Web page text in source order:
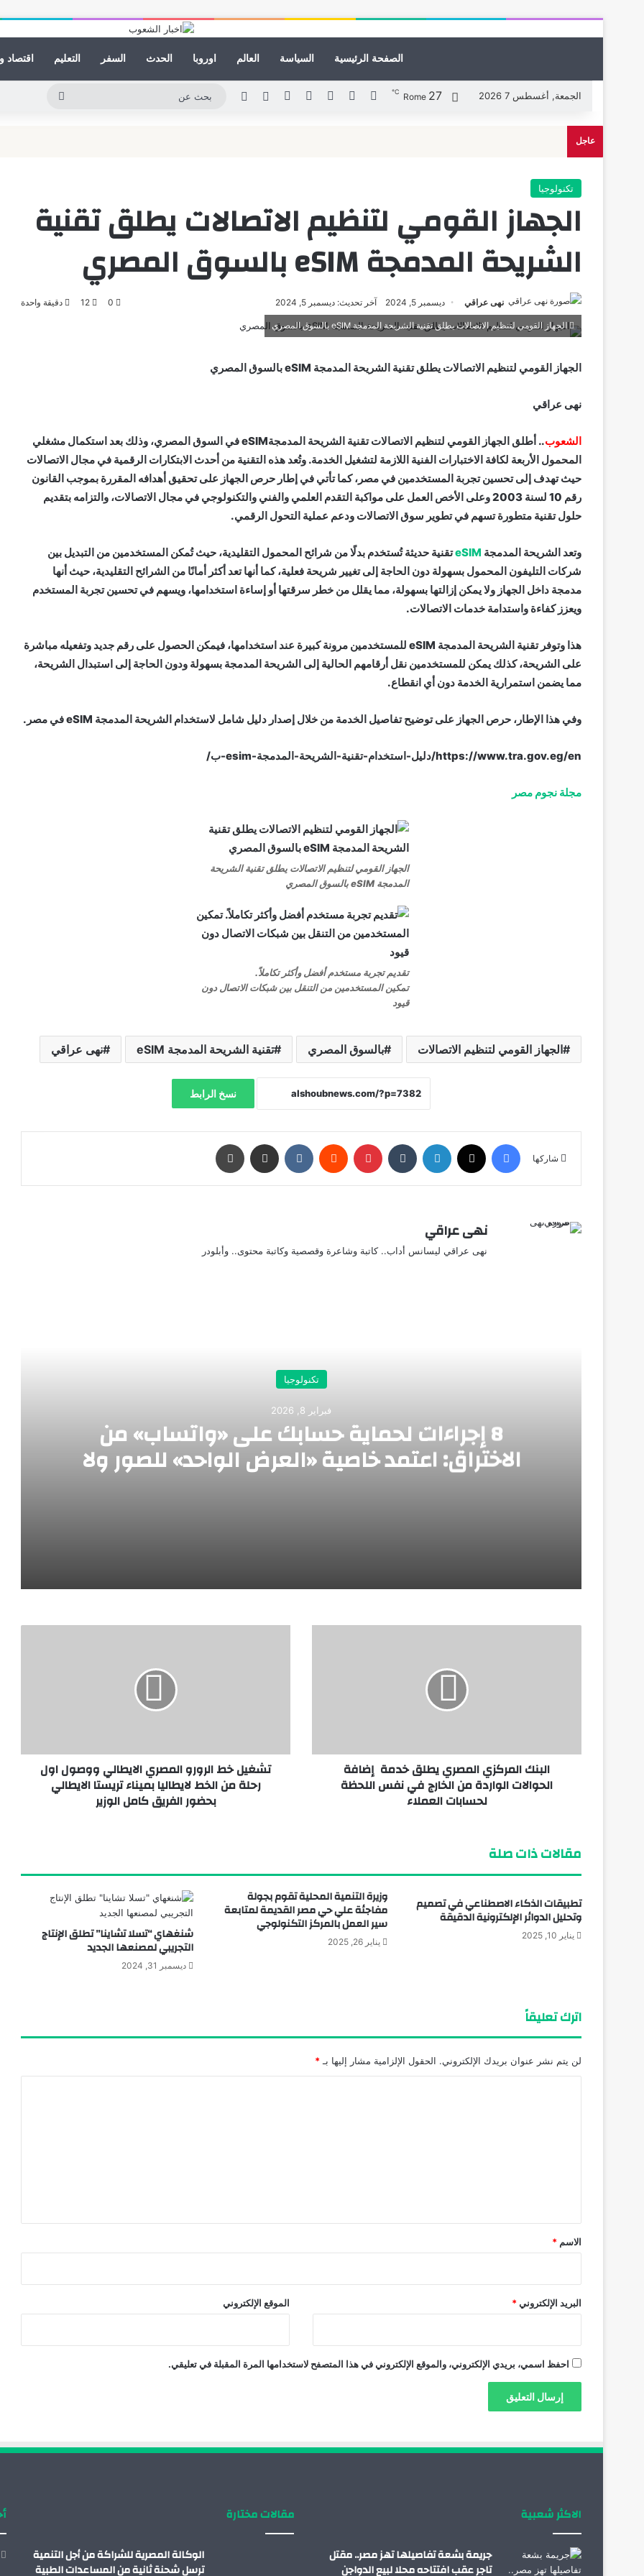
الصفحة الرئيسية السياسة العالم اوروبا الحدث السفر التعليم اقتصاد
الجمعة, أغسطس 7 2026 Rome 27
℃ فيسبوك لينكدإنيوتيوب انستقراممقال عشوائي
الوضع المظلم
عاجل
تكنولوجيا
الجهاز القومي لتنظيم الاتصالات يطلق تقنية
الشريحة المدمجة eSIM بالسوق المصري
نهى عراقي ديسمبر 5, 2024 آخر تحديث: ديسمبر 5, 2024 0
12 دقيقة واحدة
الجهاز القومي لتنظيم الاتصالات يطلق تقنية الشريحة المدمجة eSIM بالسوق المصري
الجهاز القومي لتنظيم الاتصالات يطلق تقنية الشريحة المدمجة eSIM بالسوق المصري
نهى عراقي
الشعوب
.. أطلق الجهاز القومي لتنظيم الاتصالات تقنية الشريحة المدمجةeSIM في السوق المصري، وذلك بعد استكمال مشغلي
المحمول الأربعة لكافة الاختبارات الفنية اللازمة لتشغيل الخدمة. وتُعد هذه التقنية من أحدث الابتكارات الرقمية في مجال الاتصالات
حيث تهدف إلى تحسين تجربة المستخدمين في مصر، كما تأتي في إطار حرص الجهاز على تحقيق أهدافه المقررة بموجب القانون
رقم 10 لسنة 2003 وعلى الأخص العمل على مواكبة التقدم العلمي والفني والتكنولوجي في مجال الاتصالات، والتزامه بتقديم
حلول تقنية متطورة تسهم في تطوير سوق الاتصالات ودعم عملية التحول الرقمي.
وتعد الشريحة المدمجة eSIMتقنية حديثة تُستخدم بدلًا من شرائح المحمول التقليدية، حيث تُمكن المستخدمين من التبديل بين
شركات التليفون المحمول بسهولة دون الحاجة إلى تغيير شريحة فعلية، كما أنها تعد أكثر أمانًا من الشرائح التقليدية، حيث أنها
مدمجة داخل الجهاز ولا يمكن إزالتها بسهولة، مما يقلل من خطر سرقتها أو إساءة استخدامها، ويسهم في تحسين تجربة المستخدم
ويعزز كفاءة واستدامة خدمات الاتصالات.
هذا وتوفر تقنية الشريحة المدمجة eSIM للمستخدمين مرونة كبيرة عند استخدامها، فيمكن الحصول على رقم جديد وتفعيله مباشرة
على الشريحة، كذلك يمكن للمستخدمين نقل أرقامهم الحالية إلى الشريحة المدمجة بسهولة ودون الحاجة إلى استبدال الشريحة،
مما يضمن استمرارية الخدمة دون أي انقطاع.
وفي هذا الإطار، حرص الجهاز على توضيح تفاصيل الخدمة من خلال إصدار دليل شامل لاستخدام الشريحة المدمجة eSIM في مصر.
https://www.tra.gov.eg/en/دليل-استخدام-تقنية-الشريحة-المدمجة-esim-ب/
مجلة نجوم مصر
الجهاز القومي لتنظيم الاتصالات يطلق تقنية الشريحة
المدمجة eSIM بالسوق المصري
تقديم تجربة مستخدم أفضل وأكثر تكاملاً.
تمكين المستخدمين من التنقل بين شبكات الاتصال دون
قيود
الجهاز القومي لتنظيم الاتصالات بالسوق المصري تقنية الشريحة المدمجة eSIM نهى عراقي
نسخ الرابط
شاركها
نهى عراقي
نهى عراقي ليسانس أداب.. كاتبة وشاعرة وقصصية وكاتبة محتوى.. وأبلودر
تكنولوجيا
فبراير 8, 2026
8 إجراءات لحماية حسابك على «واتساب» من
الاختراق: اعتمد خاصية «العرض الواحد» للصور ولا
تستهن بـ«العلامة الزرقاء»
“غوغل” تحذر مستخدمي Gmail.. والتجاهل قد يفقدك حسابك إلى الأبد!
أبريل 2, 2025
الخبراء الروس.. تطور نسخة مميزة من سيارة Atom الكهربائية
البنك المركزي المصري يطلق خدمة إضافة
الحوالات الواردة من الخارج في نفس اللحظة
لحسابات العملاء
تشغيل خط الرورو المصري الايطالي ووصول اول
رحلة من الخط لايطاليا بميناء تريستا الايطالي
بحضور الفريق كامل الوزير
مقالات ذات صلة
تطبيقات الذكاء الاصطناعي في تصميم
وتحليل الدوائر الإلكترونية الدقيقة
يناير 10, 2025
وزيرة التنمية المحلية تقوم بجولة
مفاجئة علي حي مصر القديمة لمتابعة
سير العمل بالمركز التكنولوجي
يناير 26, 2025 شنغهاي “تسلا تشاينا” تطلق الإنتاج
التجريبي لمصنعها الجديد
ديسمبر 31, 2024
اترك تعليقاً
لن يتم نشر عنوان بريدك الإلكتروني. الحقول الإلزامية مشار إليها بـ *
*
الاسم *
البريد الإلكتروني * الموقع الإلكتروني
احفظ اسمي، بريدي الإلكتروني، والموقع الإلكتروني في هذا المتصفح لاستخدامها المرة المقبلة في تعليقي.
الاكثر شعبية
جريمة بشعة تفاصيلها تهز مصر.. مقتل
تاجر عقب افتتاحه محلا لبيع الدواجن
مقالات مختارة
الوكالة المصرية للشراكة من أجل التنمية
ترسل شحنة ثانية من المساعدات الطبية